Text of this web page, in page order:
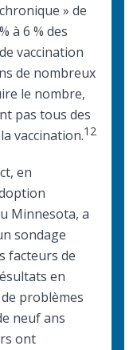
» de
à 6 % des
vaccination
de nombreux
le nombre,
pas tous des
vaccination.12
, en
Minnesota, a
sondage
facteurs de
en
problèmes
neuf ans
ont